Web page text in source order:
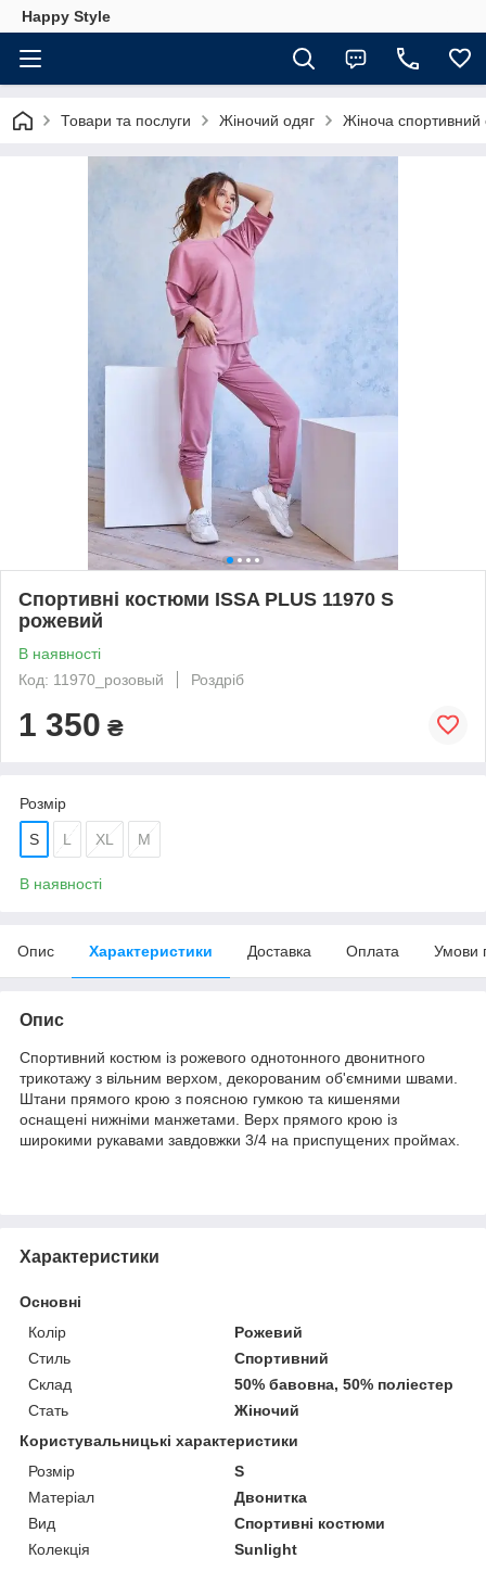
Happy Style
Товари та послуги Жіночий одяг Жіноча спортивний
Спортивні костюми ISSA PLUS 11970 S
рожевий
В наявності
Код: 11970_розовый
Роздріб
1 350 ₴
Розмір
S L XL M
В наявності
Опис Характеристики Доставка Оплата Умови
Опис
Спортивний костюм із рожевого однотонного двонитного
трикотажу з вільним верхом, декорованим об'ємними швами.
Штани прямого крою з поясною гумкою та кишенями
оснащені нижніми манжетами. Верх прямого крою із
широкими рукавами завдовжки 3/4 на приспущених проймах.
Характеристики
Основні
Колір
Рожевий
Стиль
Спортивний
Склад
50% бавовна, 50% поліестер
Стать
Жіночий
Користувальницькі характеристики
Розмір
S
Матеріал
Двонитка
Вид
Спортивні костюми
Колекція
Sunlight